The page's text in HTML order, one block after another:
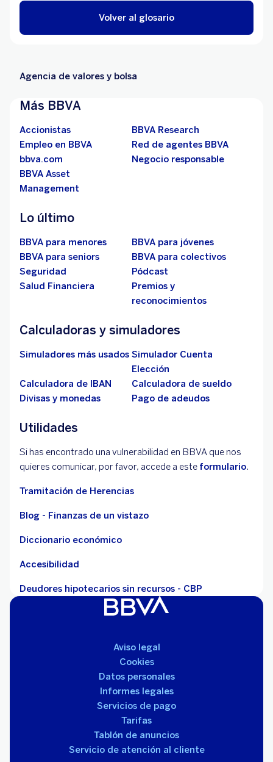
Volver al glosario
Agencia de valores y bolsa
Más BBVA
Accionistas
BBVA Research
Empleo en BBVA
Red de agentes BBVA
bbva.com
Negocio responsable
BBVA Asset
Management
Lo último
BBVA para menores
BBVA para jóvenes
BBVA para seniors
BBVA para colectivos
Seguridad
Pódcast
Salud Financiera
Premios y
reconocimientos
Calculadoras y simuladores
Simuladores más usados Simulador Cuenta
Elección
Calculadora de IBAN
Calculadora de sueldo
Divisas y monedas
Pago de adeudos
Utilidades
Si has encontrado una vulnerabilidad en BBVA que nos
quieres comunicar, por favor, accede a este formulario.
Tramitación de Herencias
Blog - Finanzas de un vistazo
Diccionario económico
Accesibilidad
Deudores hipotecarios sin recursos - CBP
Aviso legal
Cookies
Datos personales
Informes legales
Servicios de pago
Tarifas
Tablón de anuncios
Servicio de atención al cliente